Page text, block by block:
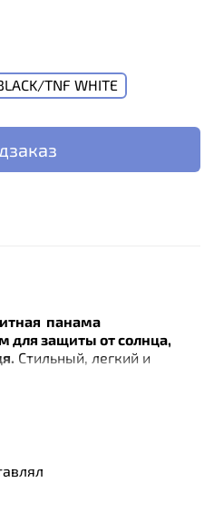
TNF WHITE
панама
для защиты от солнца,
Стильный, легкий и
выполнен из легкого и
рип-стоп, а